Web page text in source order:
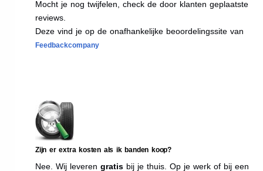
Mocht je nog twijfelen, check de door klanten geplaatste
reviews.
Deze vind je op de onafhankelijke beoordelingssite van
Feedbackcompany
Zijn er extra kosten als ik banden koop?
Nee. Wij leveren gratis bij je thuis. Op je werk of bij een